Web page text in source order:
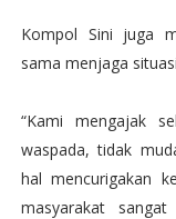
Kompol Sini juga
sama menjaga
“Kami mengajak
waspada, tidak
hal mencurigakan
masyarakat